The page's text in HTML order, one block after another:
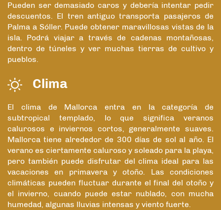
Pueden ser demasiado caros y debería intentar pedir
descuentos. El tren antiguo transporta pasajeros de
Palma a Sóller. Puede obtener maravillosas vistas de la
isla. Podrá viajar a través de cadenas montañosas,
dentro de túneles y ver muchas tierras de cultivo y
pueblos.
Clima
El clima de Mallorca entra en la categoría de
subtropical templado, lo que significa veranos
calurosos e inviernos cortos, generalmente suaves.
Mallorca tiene alrededor de 300 días de sol al año. El
verano es ciertamente caluroso y soleado para la playa,
pero también puede disfrutar del clima ideal para las
vacaciones en primavera y otoño. Las condiciones
climáticas pueden fluctuar durante el final del otoño y
el invierno, cuando puede estar nublado, con mucha
humedad, algunas lluvias intensas y viento fuerte.